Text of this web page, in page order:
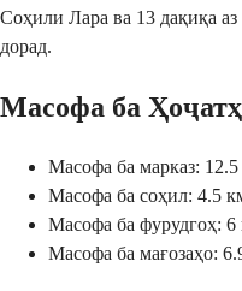
Соҳили Лара ва 13 дақиқа
дорад.
Масофа ба
Масофа ба марказ:
Масофа ба соҳил: 4.5
Масофа ба фурудгоҳ: 6
Масофа ба мағозаҳо: